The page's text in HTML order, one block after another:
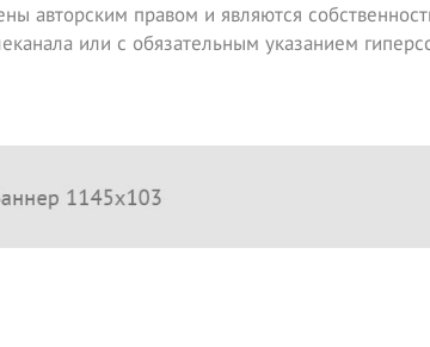
авторским правом и являются
или с обязательным указанием